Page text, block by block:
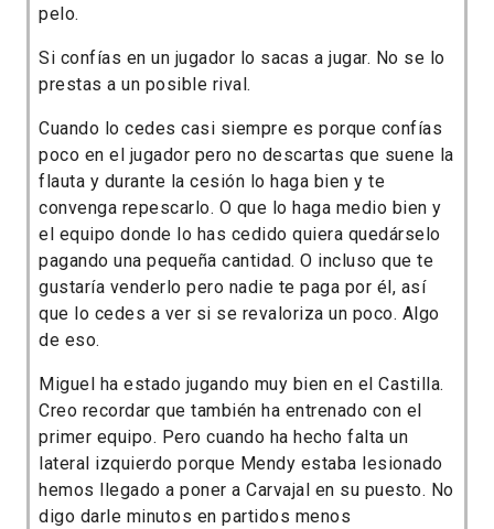
pelo.
Si confías en un jugador lo sacas a jugar. No se lo
prestas a un posible rival.
Cuando lo cedes casi siempre es porque confías
poco en el jugador pero no descartas que suene la
flauta y durante la cesión lo haga bien y te
convenga repescarlo. O que lo haga medio bien y
el equipo donde lo has cedido quiera quedárselo
pagando una pequeña cantidad. O incluso que te
gustaría venderlo pero nadie te paga por él, así
que lo cedes a ver si se revaloriza un poco. Algo
de eso.
Miguel ha estado jugando muy bien en el Castilla.
Creo recordar que también ha entrenado con el
primer equipo. Pero cuando ha hecho falta un
lateral izquierdo porque Mendy estaba lesionado
hemos llegado a poner a Carvajal en su puesto. No
digo darle minutos en partidos menos